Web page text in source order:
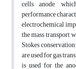
cells anode,
performance
electrochemical
the mass transport
Stokes
are used for gas
is used for the